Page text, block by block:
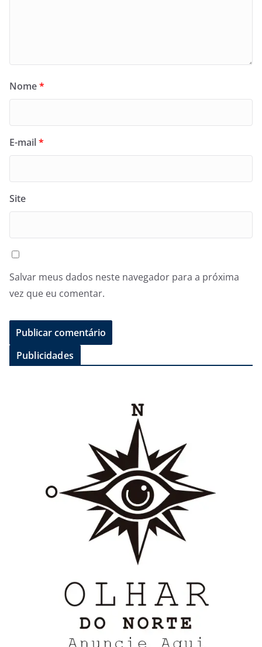
Nome*
E-mail*
Site
Salvar meus dados neste navegador para a próxima
vez que eu comentar.
Publicidades